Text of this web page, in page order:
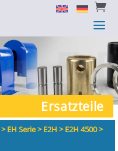

a

a
Ersatzteile
>EH Serie>E2H >E2H 4500>